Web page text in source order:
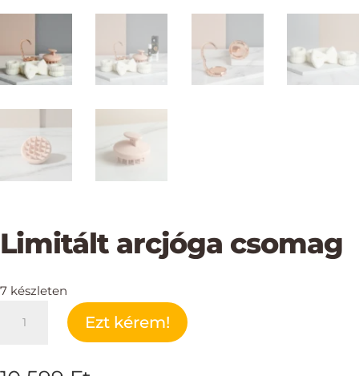
Limitált arcjóga csomag
7 készleten
arcjóga
Ezt kérem!